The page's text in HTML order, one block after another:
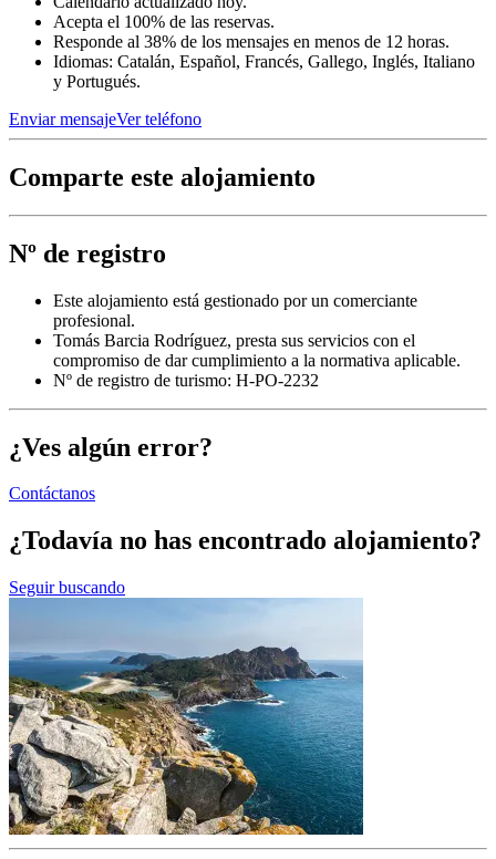
Acepta el 100% de las reservas.
Responde al 38% de los mensajes en menos de 12 horas.
Idiomas: Catalán, Español, Francés, Gallego, Inglés, Italiano
y Portugués.
Enviar mensajeVer teléfono
Comparte este alojamiento
Nº de registro
Este alojamiento está gestionado por un comerciante
profesional.
Tomás Barcia Rodríguez, presta sus servicios con el
compromiso de dar cumplimiento a la normativa aplicable.
Nº de registro de turismo: H-PO-2232
¿Ves algún error?
Contáctanos
¿Todavía no has encontrado alojamiento?
Seguir buscando